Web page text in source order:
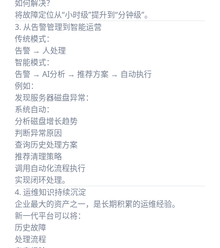
如何解决？
将故障定位从“小时级”提升到“分钟级”。
3. 从告警管理到智能运营
传统模式：
告警 → 人处理
智能模式：
告警 → AI分析 → 推荐方案 → 自动执行
例如：
发现服务器磁盘异常：
系统自动：
分析磁盘增长趋势
判断异常原因
查询历史处理方案
推荐清理策略
调用自动化流程执行
实现闭环处理。
4. 运维知识持续沉淀
企业最大的资产之一，是长期积累的运维经验。
新一代平台可以将：
历史故障
处理流程